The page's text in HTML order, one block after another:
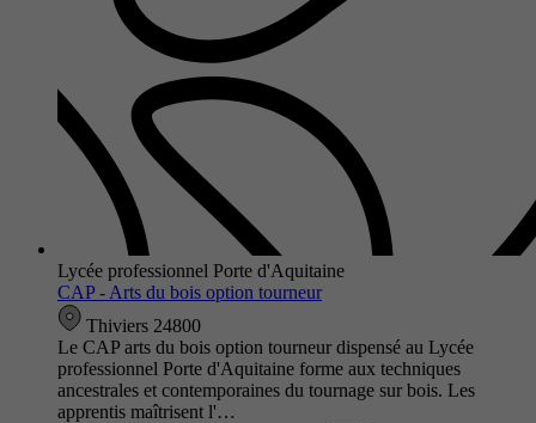
Lycée professionnel Porte d'Aquitaine
CAP - Arts du bois option tourneur
Thiviers 24800
Le CAP arts du bois option tourneur dispensé au Lycée
professionnel Porte d'Aquitaine forme aux techniques
ancestrales et contemporaines du tournage sur bois. Les
apprentis maîtrisent l'…